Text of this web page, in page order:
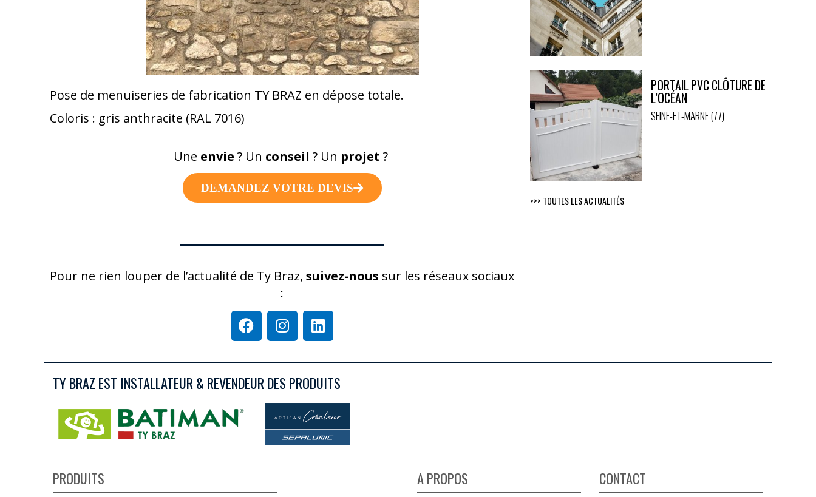
Pose de menuiseries de fabrication TY BRAZ en dépose totale.
Coloris : gris anthracite (RAL 7016)
Une envie ? Un conseil ? Un projet ?
DEMANDEZ VOTRE DEVIS
Pour ne rien louper de l’actualité de Ty Braz, suivez-nous sur les réseaux sociaux
:
PORTAIL PVC CLÔTURE DE
L’OCÉAN
SEINE-ET-MARNE (77)
>>> TOUTES LES ACTUALITÉS
TY BRAZ EST INSTALLATEUR & REVENDEUR DES PRODUITS
PRODUITS A PROPOS CONTACT